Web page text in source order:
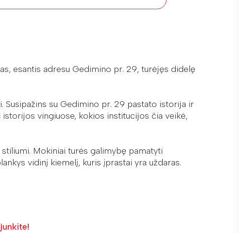
esantis adresu Gedimino pr. 29, turėjęs didelę
su Gedimino pr. 29 pastato istorija ir
vingiuose, kokios institucijos čia veikė,
Mokiniai turės galimybę pamatyti
vidinį kiemelį, kuris įprastai yra uždaras.